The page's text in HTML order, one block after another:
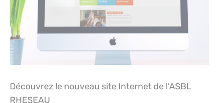
Découvrez le nouveau site Internet de l’ASBL
RHESEAU